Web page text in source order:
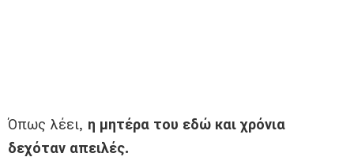
Όπως λέει, η μητέρα του εδώ και χρόνια
δεχόταν απειλές.